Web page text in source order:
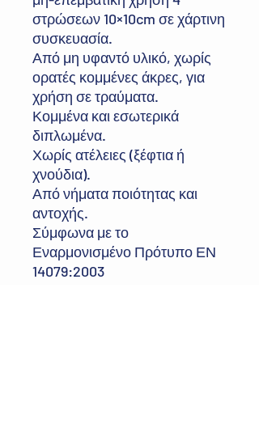
στρώσεων 10×10cm σε χάρτινη
συσκευασία.
Από μη υφαντό υλικό, χωρίς
ορατές κομμένες άκρες, για
χρήση σε τραύματα.
Κομμένα και εσωτερικά
διπλωμένα.
Χωρίς ατέλειες (ξέφτια ή
χνούδια).
Από νήματα ποιότητας και
αντοχής.
Σύμφωνα με το
Εναρμονισμένο Πρότυπο ΕΝ
14079:2003